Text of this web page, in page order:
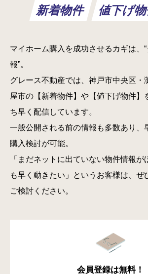
新着物件 値下げ
マイホーム購入を成功させるカギは、“
報”。
グレース不動産では、神戸市中央区・
屋市の【新着物件】や【値下げ物件】
ち早く配信しています。
一般公開される前の情報も多数あり、
購入検討が可能。
「まだネットに出ていない物件情報が
も早く動きたい」というお客様は、ぜ
ご検討ください。
会員登録は無料！